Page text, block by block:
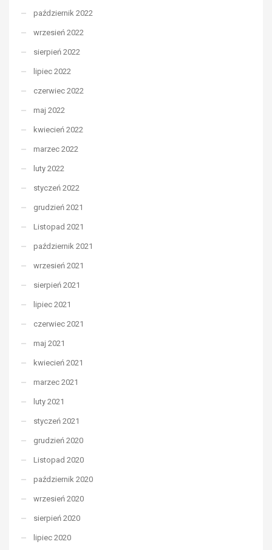
październik 2022
wrzesień 2022
sierpień 2022
lipiec 2022
czerwiec 2022
maj 2022
kwiecień 2022
marzec 2022
luty 2022
styczeń 2022
grudzień 2021
Listopad 2021
październik 2021
wrzesień 2021
sierpień 2021
lipiec 2021
czerwiec 2021
maj 2021
kwiecień 2021
marzec 2021
luty 2021
styczeń 2021
grudzień 2020
Listopad 2020
październik 2020
wrzesień 2020
sierpień 2020
lipiec 2020